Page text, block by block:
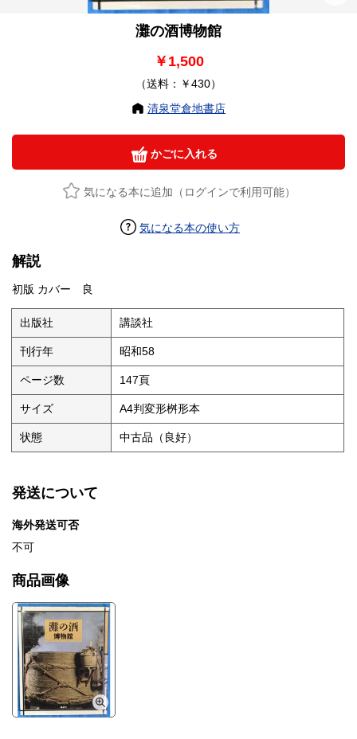
灘の酒博物館
￥1,500
（送料：￥430）
清泉堂倉地書店
かごに入れる
気になる本に追加（ログインで利用可能）
気になる本の使い方
解説
初版 カバー 良
出版社 講談社
刊行年 昭和58
ページ数 147頁
サイズ A4判変形桝形本
状態 中古品（良好）
発送について
海外発送可否
不可
商品画像